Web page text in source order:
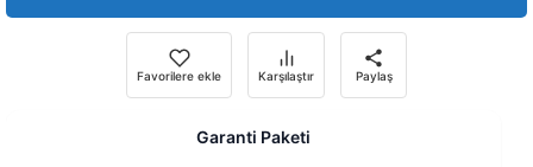
Favorilere ekle Karşılaştır Paylaş
Garanti Paketi